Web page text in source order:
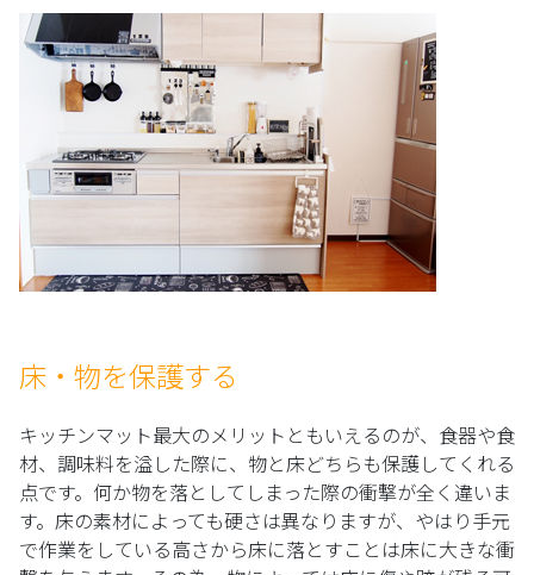
床・物を保護する
キッチンマット最大のメリットともいえるのが、食器や食
材、調味料を溢した際に、物と床どちらも保護してくれる
点です。何か物を落としてしまった際の衝撃が全く違いま
す。床の素材によっても硬さは異なりますが、やはり手元
で作業をしている高さから床に落とすことは床に大きな衝